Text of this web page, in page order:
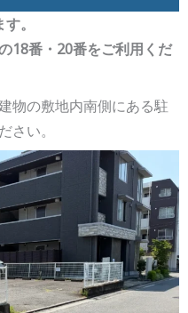
。
18番・20番をご利用くだ
物の敷地内南側にある駐
さい。